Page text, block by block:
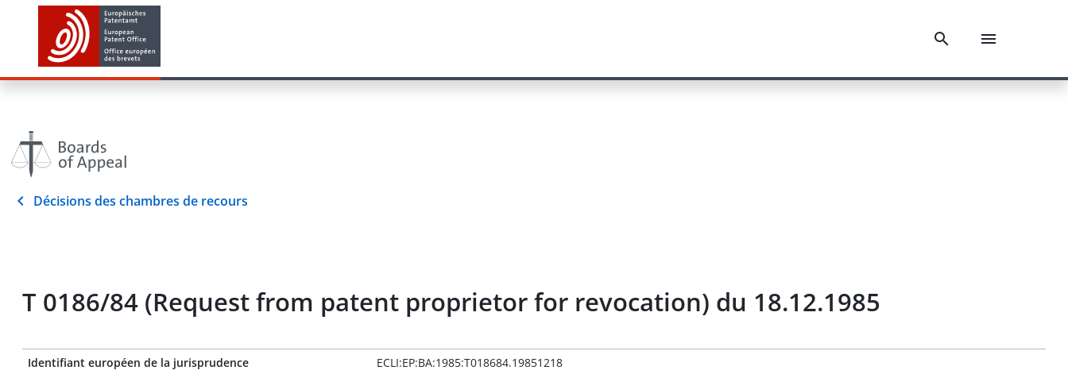
Décisions des chambres de recours
T 0186/84 (Request from patent proprietor for revocation) du 18.12.1985
Identifiant européen de la jurisprudence
ECLI:EP:BA:1985:T018684.19851218